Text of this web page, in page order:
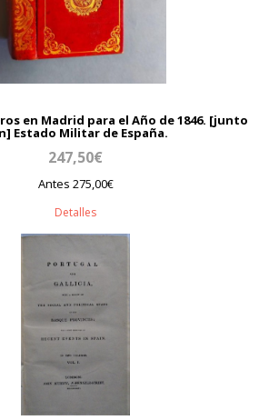
en Madrid para el Año de 1846. [junto
Estado Militar de España.
247,50€
Antes 275,00€
Detalles